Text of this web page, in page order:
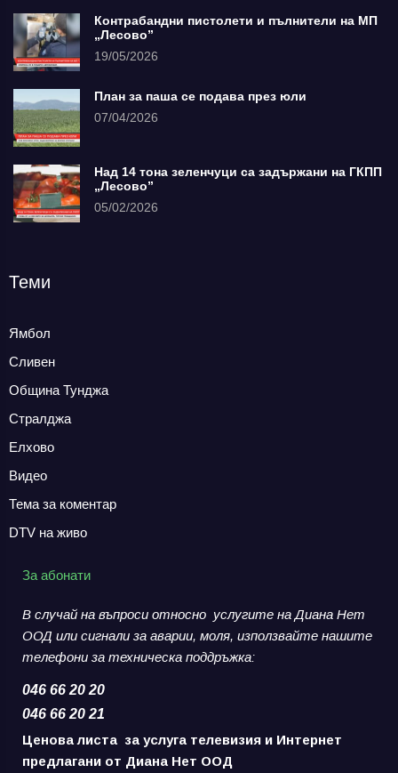
Контрабандни пистолети и пълнители на МП
„Лесово”
19/05/2026
План за паша се подава през юли
07/04/2026
Над 14 тона зеленчуци са задържани на ГКПП
„Лесово”
05/02/2026
Теми
Ямбол
Сливен
Община Тунджа
Стралджа
Елхово
Видео
Тема за коментар
DTV на живо
За абонати
В случай на въпроси относно услугите на Диана Нет
ООД или сигнали за аварии, моля, използвайте нашите
телефони за техническа поддръжка:
046 66 20 20
046 66 20 21
Ценова листа за услуга телевизия и Интернет
предлагани от Диана Нет ООД